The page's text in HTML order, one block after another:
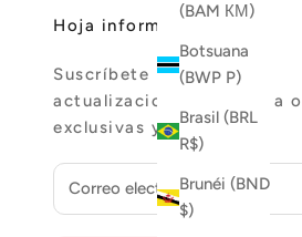
(BAM КМ)
Botsuana
(BWP P)
Brasil (BRL
R$)
Brunéi (BND
$)
Hoja informativa
Suscríbete para recibir
actualizaciones, acceso a
exclusivas y más.